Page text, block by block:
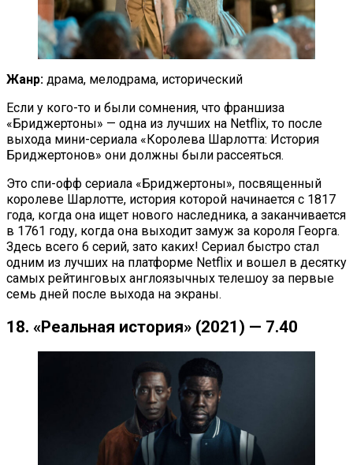
Жанр: драма, мелодрама, исторический
Если у кого-то и были сомнения, что франшиза
«Бриджертоны» — одна из лучших на Netflix, то после
выхода мини-сериала «Королева Шарлотта: История
Бриджертонов» они должны были рассеяться.
Это спи-офф сериала «Бриджертоны», посвященный
королеве Шарлотте, история которой начинается с 1817
года, когда она ищет нового наследника, а заканчивается
в 1761 году, когда она выходит замуж за короля Георга.
Здесь всего 6 серий, зато каких! Сериал быстро стал
одним из лучших на платформе Netflix и вошел в десятку
самых рейтинговых англоязычных телешоу за первые
семь дней после выхода на экраны.
18. «Реальная история» (2021) — 7.40